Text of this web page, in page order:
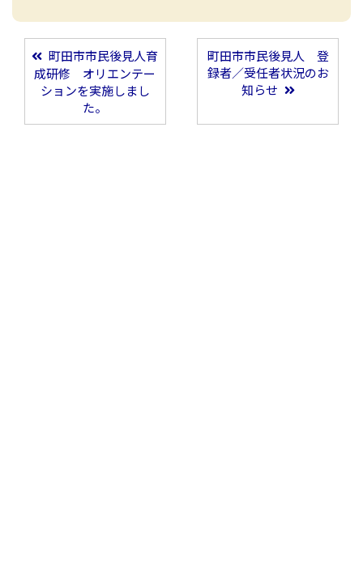
投稿ナビゲーション
町田市市民後見人育
成研修 オリエンテー
ションを実施しまし
た。
町田市市民後見人 登
録者／受任者状況のお
知らせ